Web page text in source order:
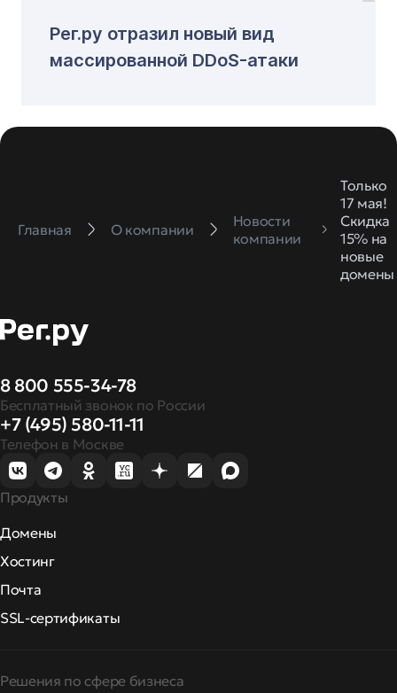
Рег.ру отразил новый вид
массированной DDoS-атаки
Главная О компании
Новости
компании
Только
17 мая!
Скидка
15% на
новые
домены
8 800 555-34-78
Бесплатный звонок по России
+7 (495) 580-11-11
Телефон в Москве
Продукты
Домены
Хостинг
Почта
SSL-сертификаты
Решения по сфере бизнеса